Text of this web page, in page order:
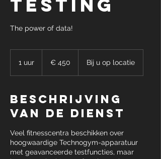
testing
The power of data!
1 uur € 450 Bij u op locatie
Beschrijving
van de dienst
Veel fitnesscentra beschikken over
hoogwaardige Technogym-apparatuur
met geavanceerde testfuncties, maar